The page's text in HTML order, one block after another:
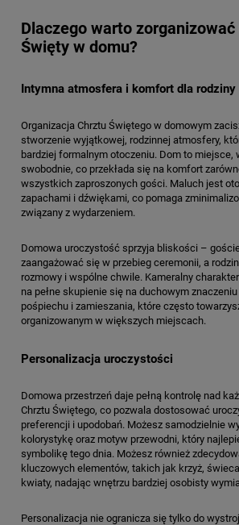
Dlaczego warto
Święty w domu?
Intymna atmosfera i komfort dla rodziny
Organizacja Chrztu Świętego w domowym
stworzenie wyjątkowej, rodzinnej atmosfery,
bardziej formalnym otoczeniu. Dom to miejsce,
swobodnie, co przekłada się na komfort
wszystkich zaproszonych gości. Maluch jest
zapachami i dźwiękami, co pomaga
związany z wydarzeniem.
Domowa uroczystość sprzyja bliskości –
zaangażować się w przebieg ceremonii, a
rozmowy i wspólne chwile. Kameralny
na pełne skupienie się na duchowym
pośpiechu i zamieszania, które często
organizowanym w większych miejscach.
Personalizacja uroczystości
Domowa przestrzeń daje pełną kontrolę nad
Chrztu Świętego, co pozwala dostosować
preferencji i upodobań. Możesz samodzielnie
kolorystykę oraz motyw przewodni, który
symbolikę tego dnia. Możesz również
kluczowych elementów, takich jak krzyż,
kwiaty, nadając wnętrzu bardziej osobisty
Personalizacja nie ogranicza się tylko do